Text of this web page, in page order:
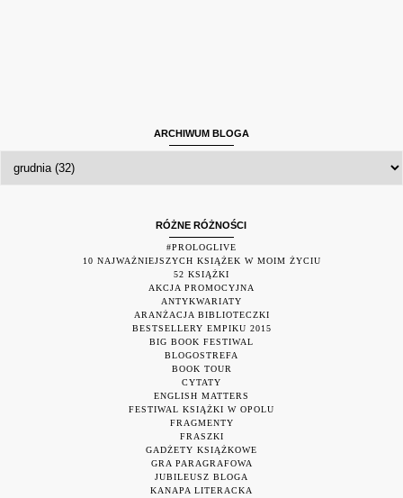
ARCHIWUM BLOGA
RÓŻNE RÓŻNOŚCI
#PROLOGLIVE
10 NAJWAŻNIEJSZYCH KSIĄŻEK W MOIM ŻYCIU
52 KSIĄŻKI
AKCJA PROMOCYJNA
ANTYKWARIATY
ARANŻACJA BIBLIOTECZKI
BESTSELLERY EMPIKU 2015
BIG BOOK FESTIWAL
BLOGOSTREFA
BOOK TOUR
CYTATY
ENGLISH MATTERS
FESTIWAL KSIĄŻKI W OPOLU
FRAGMENTY
FRASZKI
GADŻETY KSIĄŻKOWE
GRA PARAGRAFOWA
JUBILEUSZ BLOGA
KANAPA LITERACKA